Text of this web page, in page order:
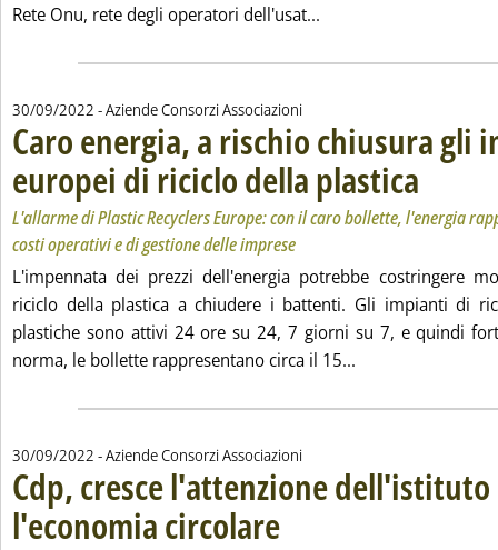
Rete Onu, rete degli operatori dell'usat...
30/09/2022 - Aziende Consorzi Associazioni
Caro energia, a rischio chiusura gli
europei di riciclo della plastica . Sottotitolo:
. Pubblicata
L'allarme di Plastic Recyclers Europe: con il caro bollette, l'energia
costi operativi e di gestione delle imprese
L'impennata dei prezzi dell'energia potrebbe costringere
riciclo della plastica a chiudere i battenti. Gli impianti di
plastiche sono attivi 24 ore su 24, 7 giorni su 7, e quindi
norma, le bollette rappresentano circa il 15...
30/09/2022 - Aziende Consorzi Associazioni
Cdp, cresce l'attenzione
l'economia circolare